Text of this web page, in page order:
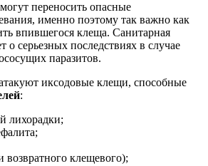
переносить опасные
именно поэтому так важно как
впившегося клеща. Санитарная
о серьезных последствиях в случае
паразитов.
иксодовые клещи, способные
:
лихорадки;
возвратного клещевого);